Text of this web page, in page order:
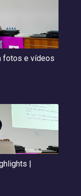
fotos e vídeos
|